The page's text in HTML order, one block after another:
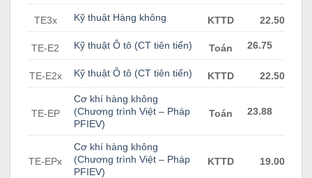
TE3x Kỹ thuật Hàng không KTTD 22.50
TE-E2 Kỹ thuật Ô tô (CT tiên tiến) Toán 26.75
TE-E2x Kỹ thuật Ô tô (CT tiên tiến) KTTD 22.50
TE-EP
Cơ khí hàng không
(Chương trình Việt – Pháp
PFIEV)
Toán 23.88
TE-EPx
Cơ khí hàng không
(Chương trình Việt – Pháp
PFIEV)
KTTD 19.00